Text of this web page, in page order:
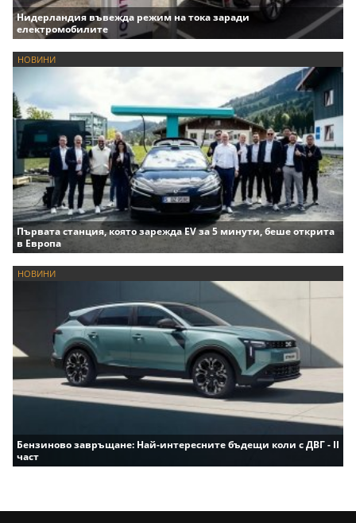
Нидерландия въвежда режим на тока заради
електромобилите
НОВИНИ
Първата станция, която зарежда EV за 5 минути, беше открита
в Европа
НОВИНИ
Бензиново завръщане: Най-интересните бъдещи коли с ДВГ - II
част